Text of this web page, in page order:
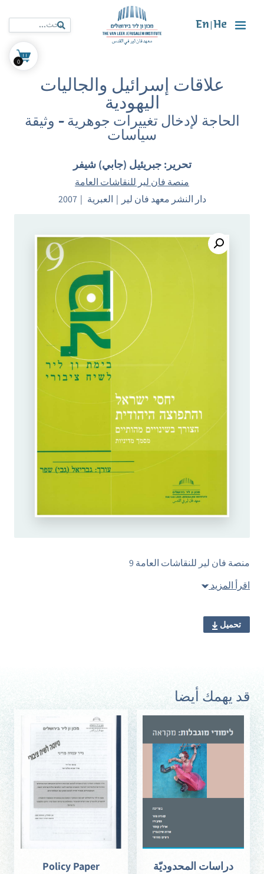
He
En
0
علاقات إسرائيل والجاليات
اليهودية
الحاجة لإدخال تغييرات جوهرية - وثيقة
سياسات
تحرير: جبريئيل (جابي) شيفر
منصة فان لير للنقاشات العامة
دار النشر معهد فان لير
العبرية 2007
منصة فان لير للنقاشات العامة 9
اقرأ المزيد
تحميل
قد يهمك أيضا
دراسات المحدوديّة Policy Paper